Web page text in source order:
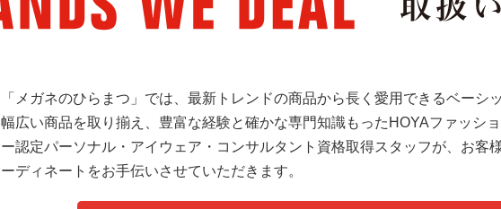
「メガネのひらまつ」では、最新トレンドの商品から長く愛用できるベーシ
幅広い商品を取り揃え、豊富な経験と確かな専門知識もったHOYAファッシ
ー認定パーソナル・アイウェア・コンサルタント資格取得スタッフが、お客
ーディネートをお手伝いさせていただきます。